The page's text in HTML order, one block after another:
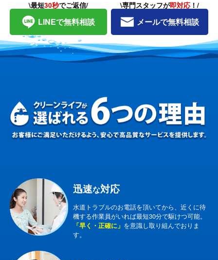
LINEで無料相談
\最短30秒でご返信/
メールで無料相談
\専門スタッフが即対応 ！/
迅速な対応
水道トラブルのお電話を頂いてから、近くに待
機する作業員がいれば最短30分で駆けつ可能。
「早く・正確に」 を意識し取り組んでおりま
す。